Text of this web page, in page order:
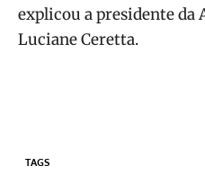
explicou a presidente da
Luciane Ceretta.
TAGS